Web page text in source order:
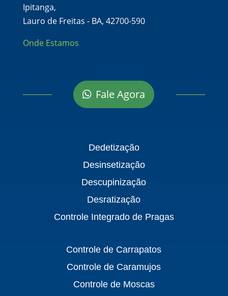
Ipitanga,
Lauro de Freitas - BA, 42700-590
Onde Estamos
Fale Agora
Dedetização
Desinsetização
Descupinização
Desratização
Controle Integrado de Pragas
Controle de Carrapatos
Controle de Caramujos
Controle de Moscas